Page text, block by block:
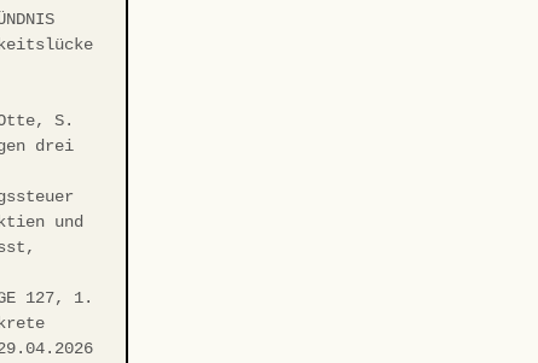
S.
drei
und
127, 1.